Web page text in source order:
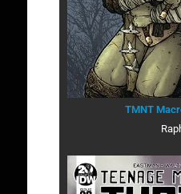
TMNT